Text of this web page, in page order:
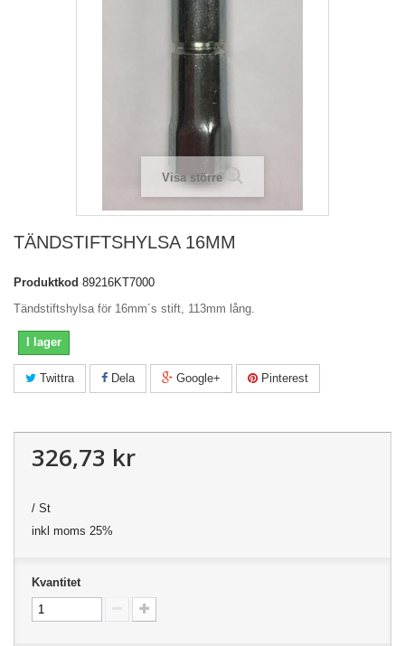
Visa större
TÄNDSTIFTSHYLSA 16MM
Produktkod 89216KT7000
Tändstiftshylsa för 16mm´s stift, 113mm lång.
I lager
Twittra Dela Google+ Pinterest
326,73 kr
/ St
inkl moms 25%
Kvantitet